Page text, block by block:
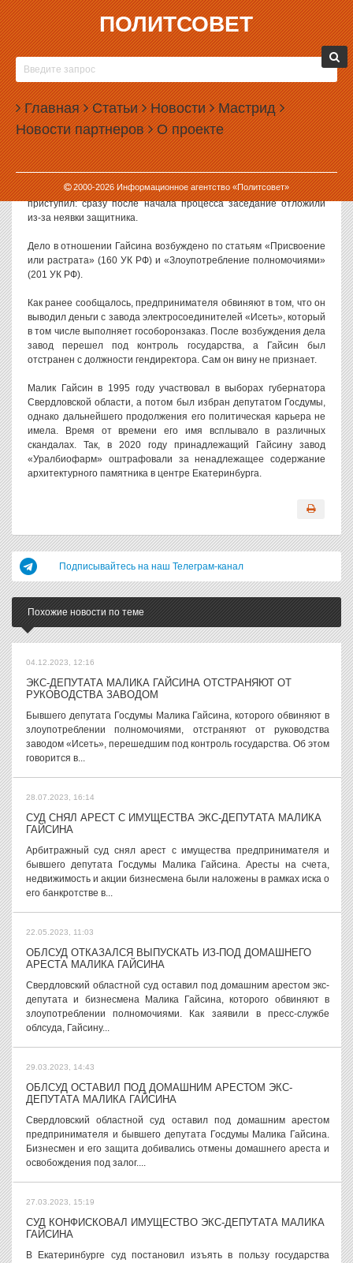
ПОЛИТСОВЕТ
Главная Статьи Новости Мастрид
Новости партнеров О проекте
2000-2026Информационное агентство «Политсовет»
20.12.2023, 17:50
В ЕКАТЕРИНБУРГЕ НАЧАЛИ СУДИТЬ ЭКС-
ДЕПУТАТА МАЛИКА ГАЙСИНА
В Екатеринбурге стартовал судебный процесс по уголовному
делу в отношении бизнесмена и экс-депутата Государственной
думы Малика Гайсина.
Первое заседание по делу было назначено на 20 декабря 2023
года. Впрочем, к рассмотрению дела по существу суд пока не
приступил: сразу после начала процесса заседание отложили
из-за неявки защитника.
Дело в отношении Гайсина возбуждено по статьям «Присвоение
или растрата» (160 УК РФ) и «Злоупотребление полномочиями»
(201 УК РФ).
Как ранее сообщалось, предпринимателя обвиняют в том, что он
выводил деньги с завода электросоединителей «Исеть», который
в том числе выполняет гособоронзаказ. После возбуждения дела
завод перешел под контроль государства, а Гайсин был
отстранен с должности гендиректора. Сам он вину не признает.
Малик Гайсин в 1995 году участвовал в выборах губернатора
Свердловской области, а потом был избран депутатом Госдумы,
однако дальнейшего продолжения его политическая карьера не
имела. Время от времени его имя всплывало в различных
скандалах. Так, в 2020 году принадлежащий Гайсину завод
«Уралбиофарм» оштрафовали за ненадлежащее содержание
архитектурного памятника в центре Екатеринбурга.
Подписывайтесь на наш Телеграм-канал
Похожие новости по теме
04.12.2023, 12:16
ЭКС-ДЕПУТАТА МАЛИКА ГАЙСИНА ОТСТРАНЯЮТ ОТ
РУКОВОДСТВА ЗАВОДОМ
Бывшего депутата Госдумы Малика Гайсина, которого обвиняют в
злоупотреблении полномочиями, отстраняют от руководства
заводом «Исеть», перешедшим под контроль государства. Об этом
говорится в...
28.07.2023, 16:14
СУД СНЯЛ АРЕСТ С ИМУЩЕСТВА ЭКС-ДЕПУТАТА МАЛИКА
ГАЙСИНА
Арбитражный суд снял арест с имущества предпринимателя и
бывшего депутата Госдумы Малика Гайсина. Аресты на счета,
недвижимость и акции бизнесмена были наложены в рамках иска о
его банкротстве в...
22.05.2023, 11:03
ОБЛСУД ОТКАЗАЛСЯ ВЫПУСКАТЬ ИЗ-ПОД ДОМАШНЕГО
АРЕСТА МАЛИКА ГАЙСИНА
Свердловский областной суд оставил под домашним арестом экс-
депутата и бизнесмена Малика Гайсина, которого обвиняют в
злоупотреблении полномочиями. Как заявили в пресс-службе
облсуда, Гайсину...
29.03.2023, 14:43
ОБЛСУД ОСТАВИЛ ПОД ДОМАШНИМ АРЕСТОМ ЭКС-
ДЕПУТАТА МАЛИКА ГАЙСИНА
Свердловский областной суд оставил под домашним арестом
предпринимателя и бывшего депутата Госдумы Малика Гайсина.
Бизнесмен и его защита добивались отмены домашнего ареста и
освобождения под залог....
27.03.2023, 15:19
СУД КОНФИСКОВАЛ ИМУЩЕСТВО ЭКС-ДЕПУТАТА МАЛИКА
ГАЙСИНА
В Екатеринбурге суд постановил изъять в пользу государства